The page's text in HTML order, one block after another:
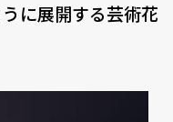
に展開する芸術花